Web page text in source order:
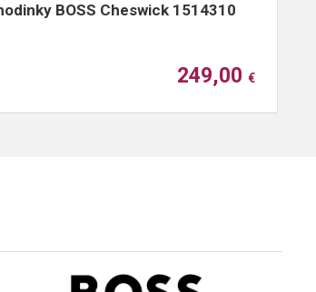
BOSS Cheswick 1514310
249,00 €